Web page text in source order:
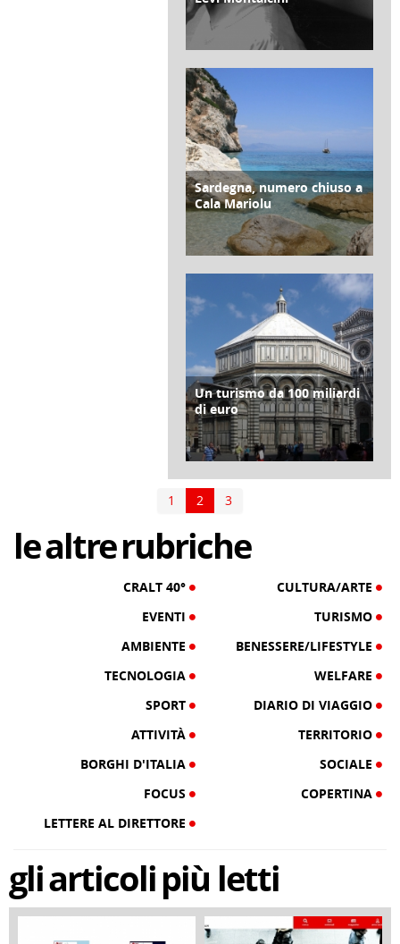
19 Gennaio 2019
CONTRO COPERTINA
Sardegna, numero chiuso a
Cala Mariolu
CONTRO COPERTINA
Un turismo da 100 miliardi
di euro
01 Marzo 2018
1 2 3
lealtrerubriche
CRALT 40°
CULTURA/ARTE
EVENTI
TURISMO
AMBIENTE
BENESSERE/LIFESTYLE
TECNOLOGIA
WELFARE
SPORT
DIARIO DI VIAGGIO
ATTIVITÀ
TERRITORIO
BORGHI D'ITALIA
SOCIALE
FOCUS
COPERTINA
LETTERE AL DIRETTORE
gliarticolipiù letti